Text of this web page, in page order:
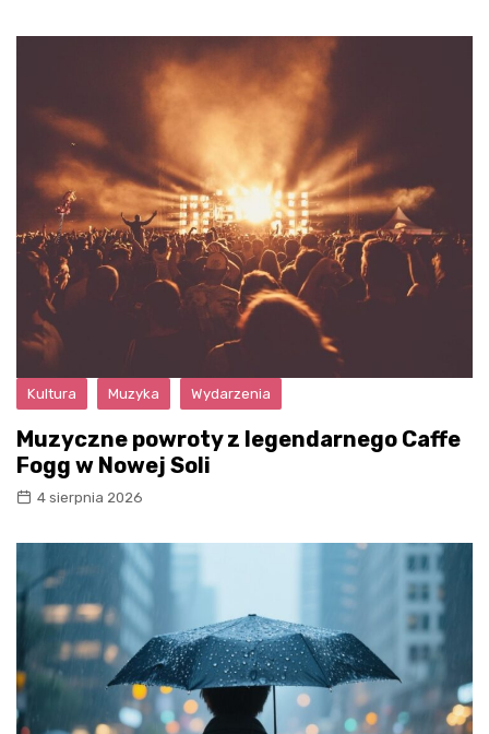
Kultura Muzyka Wydarzenia
Muzyczne powroty z legendarnego Caffe
Fogg w Nowej Soli
4 sierpnia 2026